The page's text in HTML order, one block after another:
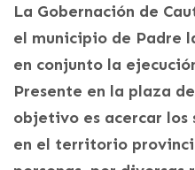
La Gobernación de
el municipio de Padre
en conjunto la
Presente en la plaza
objetivo es acercar los
en el territorio